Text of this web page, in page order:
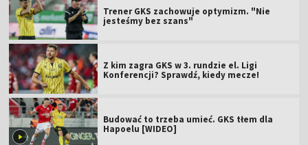
Trener GKS zachowuje optymizm. "Nie
jesteśmy bez szans"
Z kim zagra GKS w 3. rundzie el. Ligi
Konferencji? Sprawdź, kiedy mecze!
Budować to trzeba umieć. GKS tłem dla
Hapoelu [WIDEO]